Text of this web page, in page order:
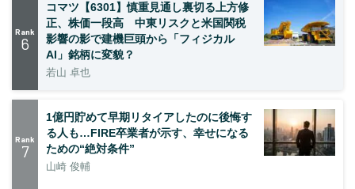
Rank
6
コマツ【6301】慎重見通し裏切る上方修
正、株価一段高 中東リスクと米国関税
影響の影で建機巨頭から「フィジカル
AI」銘柄に変貌？
若山 卓也
Rank
7
1億円貯めて早期リタイアしたのに後悔す
る人も…FIRE卒業者が示す、幸せになる
ための“絶対条件”
山崎 俊輔